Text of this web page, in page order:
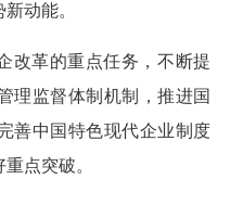
动能。
改革的重点任务，不断提
理监督体制机制，推进国
善中国特色现代企业制度
点突破。